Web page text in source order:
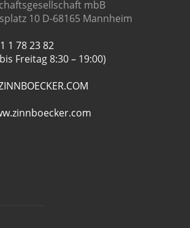
mbB
10 D-68165 Mannheim
1 78 23 82
Freitag 8:30 – 19:00)